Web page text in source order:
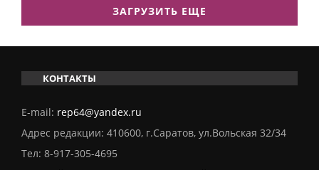
ЗАГРУЗИТЬ ЕЩЕ
КОНТАКТЫ
E-mail: rep64@yandex.ru
Адрес редакции: 410600, г.Саратов, ул.Вольская 32/34
Тел: 8-917-305-4695